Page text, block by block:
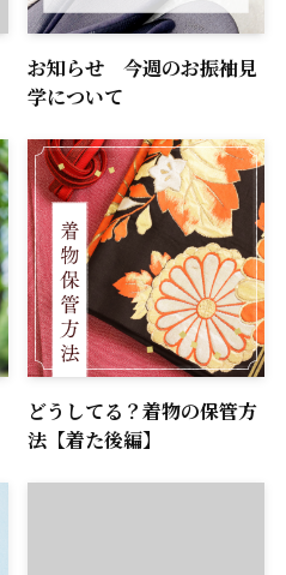
お知らせ 今週のお振袖見
学について
どうしてる？着物の保管方
法【着た後編】